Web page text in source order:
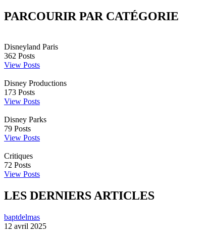
PARCOURIR PAR CATÉGORIE
Disneyland Paris
362 Posts
View Posts
Disney Productions
173 Posts
View Posts
Disney Parks
79 Posts
View Posts
Critiques
72 Posts
View Posts
LES DERNIERS ARTICLES
baptdelmas
12 avril 2025